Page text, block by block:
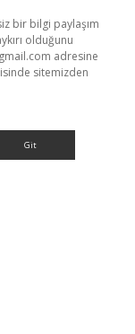
bir bilgi paylaşım
olduğunu
adresine
sitemizden